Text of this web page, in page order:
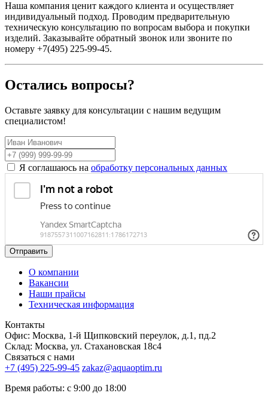
Наша компания ценит каждого клиента и осуществляет
индивидуальный подход. Проводим предварительную
техническую консультацию по вопросам выбора и покупки
изделий. Заказывайте обратный звонок или звоните по
номеру +7(495) 225-99-45.
Остались вопросы?
Оставьте заявку для консультации с нашим ведущим
специалистом!
Я соглашаюсь на обработку персональных данных
Отправить
О компании
Вакансии
Наши прайсы
Техническая информация
Контакты
Офис: Москва, 1-й Щипковский переулок, д.1, пд.2
Склад: Москва, ул. Стахановская 18с4
Связаться с нами
+7 (495) 225-99-45 zakaz@aquaoptim.ru
Время работы: с 9:00 до 18:00